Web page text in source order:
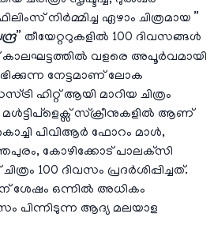
നിർമ്മിച്ച ഏഴാം ചിത്രമായ ”
” തീയേറ്ററുകളിൽ 100 ദിവസങ്ങൾ
കാലഘട്ടത്തിൽ വളരെ അപൂർവമായി
നേട്ടമാണ് ലോക
ഹിറ്റ് ആയി മാറിയ ചിത്രം
സ്ക്രീനുകളിൽ ആണ്
കൊച്ചി പിവിആർ ഫോറം മാൾ,
കോഴിക്കോട് പാലക്‌സി
100 ദിവസം പ്രദർശിപ്പിച്ചത്.
ശേഷം ഒന്നിൽ അധികം
പിന്നിടുന്ന ആദ്യ മലയാള